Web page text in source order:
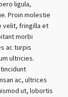
ligula,
Proin molestie
velit, fringilla et
morbi
ac turpis
ultricies.
tincidunt
ac, ultrices
ut, lobortis